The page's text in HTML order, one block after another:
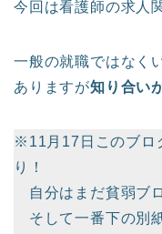
今回は看護師の求人
一般の就職ではなく
ありますが知り合い
※11月17日このブロ
り！
自分はまだ貧弱ブ
そして一番下の別